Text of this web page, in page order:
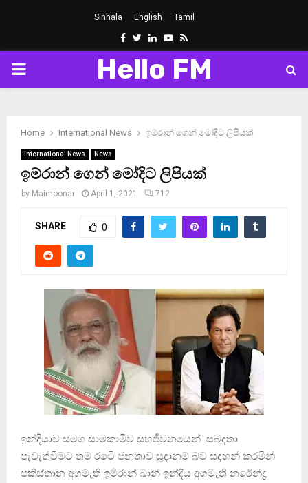
Sinhala English Tamil
Facebook
Twitter
LinkedinYoutube
Rss
PRIMARY
Hello FM
Home International News ඉම්රාන් ගෙන් මෝදිට ලිපියක්
International News News
ඉම්රාන් ගෙන් මෝදිට ලිපියක්
by Maimoonar April 1, 2021 712
SHARE 0
ඉන්දියාව සමග සාමකාමීව සහජීවනයෙන් සබදතා
පැවැත්වීමට තම රටෙි ජනතාව සූදානම් බව සදහන් කරමින්
පකිස්තාන අගමැති ඉමිරාන් ඛාන් ඉන්දීය අගමැති නරේන්ද්‍ර